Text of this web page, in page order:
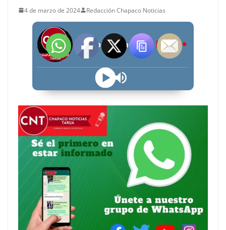
4 de marzo de 2024 Redacción Chapaco Noticias
Radio Chapaco Noticias Las 24 horas en vivo LIVE